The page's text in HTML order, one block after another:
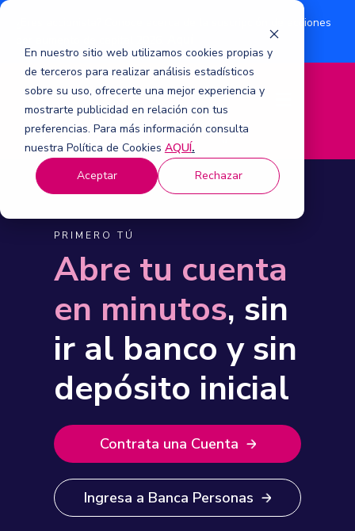
En nuestro sitio web utilizamos cookies propias y
de terceros para realizar análisis estadísticos
sobre su uso, ofrecerte una mejor experiencia y
mostrarte publicidad en relación con tus
preferencias. Para más información consulta
nuestra Política de Cookies AQUÍ.
Aceptar
Rechazar
¿Eres accionista? Conoce acerca de la suscripción de acciones
M
e
n
PRIMERO TÚ
Abre tu cuenta
en minutos, sin
ir al banco y sin
depósito inicial
Contrata una Cuenta
Ingresa a Banca Personas